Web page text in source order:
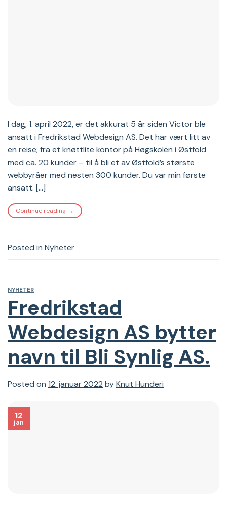
I dag, 1. april 2022, er det akkurat 5 år siden Victor ble
ansatt i Fredrikstad Webdesign AS. Det har vært litt av
en reise; fra et knøttlite kontor på Høgskolen i Østfold
med ca. 20 kunder – til å bli et av Østfold’s største
webbyråer med nesten 300 kunder. Du var min første
ansatt. […]
Continue reading →
Posted in Nyheter
NYHETER
Fredrikstad
Webdesign AS bytter
navn til Bli Synlig AS.
Posted on 12. januar 2022 byKnut Hunderi
12
jan